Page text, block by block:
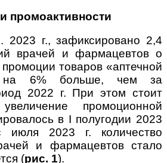
промоактивности
г., зафиксировано 2,4
врачей и фармацевтов о
товаров «аптечной
на 6% больше, чем за
2022 г. При этом стоит
промоционной
в І полугодии 2023
2023 г. количество
и фармацевтов стало
(рис. 1).